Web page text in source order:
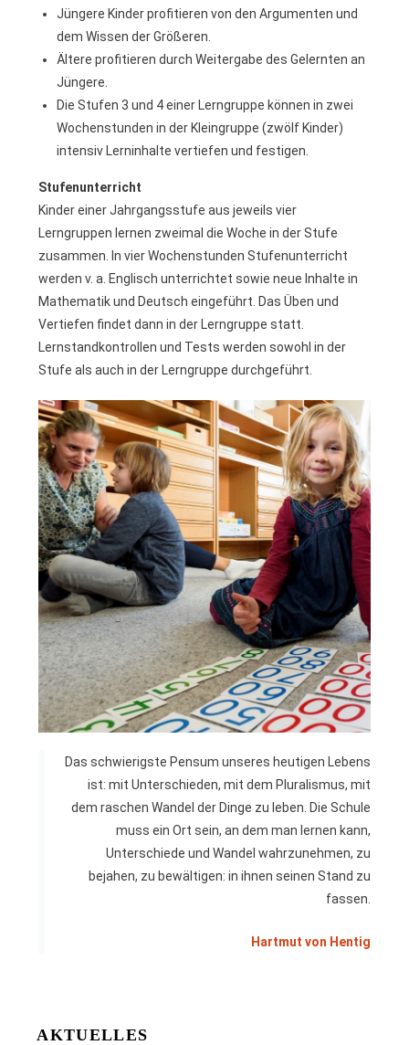
Jüngere Kinder profitieren von den Argumenten und
dem Wissen der Größeren.
Ältere profitieren durch Weitergabe des Gelernten an
Jüngere.
Die Stufen 3 und 4 einer Lerngruppe können in zwei
Wochenstunden in der Kleingruppe (zwölf Kinder)
intensiv Lerninhalte vertiefen und festigen.
Stufenunterricht
Kinder einer Jahrgangsstufe aus jeweils vier
Lerngruppen lernen zweimal die Woche in der Stufe
zusammen. In vier Wochenstunden Stufenunterricht
werden v. a. Englisch unterrichtet sowie neue Inhalte in
Mathematik und Deutsch eingeführt. Das Üben und
Vertiefen findet dann in der Lerngruppe statt.
Lernstandkontrollen und Tests werden sowohl in der
Stufe als auch in der Lerngruppe durchgeführt.
Das schwierigste Pensum unseres heutigen Lebens
ist: mit Unterschieden, mit dem Pluralismus, mit
dem raschen Wandel der Dinge zu leben. Die Schule
muss ein Ort sein, an dem man lernen kann,
Unterschiede und Wandel wahrzunehmen, zu
bejahen, zu bewältigen: in ihnen seinen Stand zu
fassen.
Hartmut von Hentig
AKTUELLES